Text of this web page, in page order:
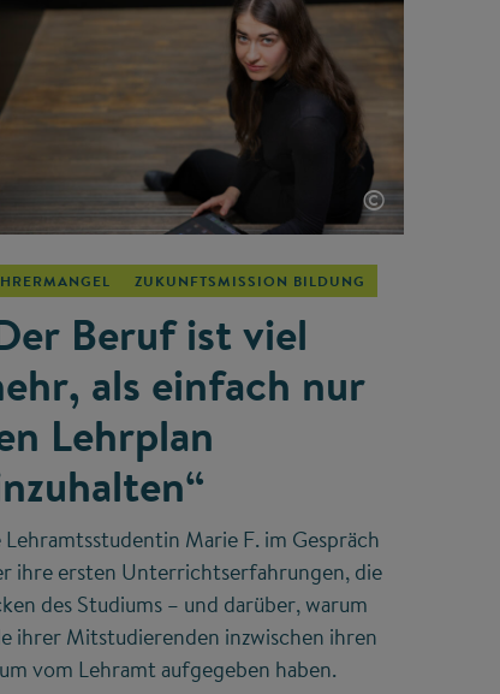
©
ZUKUNFTSMISSION BILDUNG
Beruf ist viel
als einfach nur
Lehrplan
Lehramtsstudentin Marie F. im Gespräch
ihre ersten Unterrichtserfahrungen, die
des Studiums – und darüber, warum
ihrer Mitstudierenden inzwischen ihren
vom Lehramt aufgegeben haben.